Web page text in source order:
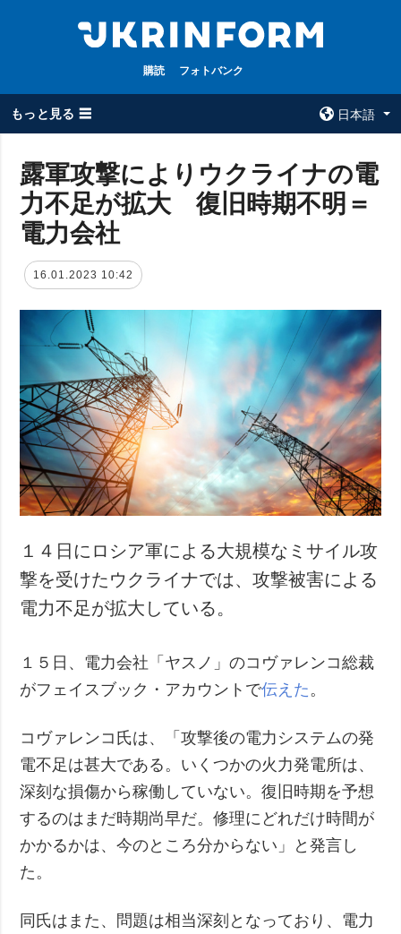
購読 フォトバンク
もっと見る ☰
日本語
全てのトピック
戦争
政治
経済・復興
防衛
社会・文化
スポーツ
犯罪
事故・緊急事態
ウクルインフォ
ルム
追加
特集
インタビュー
写真
動画
サービス
購読
フォトバンク
露軍攻撃によりウクライナの電
力不足が拡大 復旧時期不明＝
電力会社
16.01.2023 10:42
１４日にロシア軍による大規模なミサイル攻
撃を受けたウクライナでは、攻撃被害による
電力不足が拡大している。
１５日、電力会社「ヤスノ」のコヴァレンコ総裁
がフェイスブック・アカウントで伝えた 。
コヴァレンコ氏は、「攻撃後の電力システムの発
電不足は甚大である。いくつかの火力発電所は、
深刻な損傷から稼働していない。復旧時期を予想
するのはまだ時期尚早だ。修理にどれだけ時間が
かかるかは、今のところ分からない」と発言し
た。
同氏はまた、問題は相当深刻となっており、電力